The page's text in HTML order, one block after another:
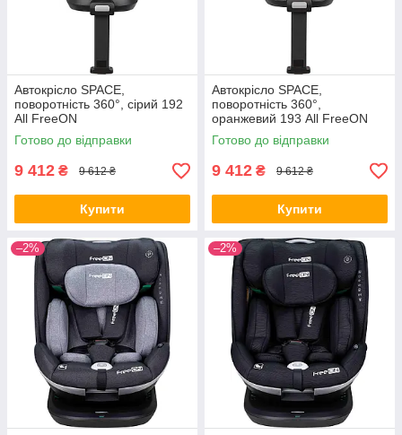
Автокрісло SPACE,
поворотність 360°, сірий 192
All FreeON
Готово до відправки
9 412 ₴ 9 612 ₴
Купити
Автокрісло SPACE,
поворотність 360°,
оранжевий 193 All FreeON
Готово до відправки
9 412 ₴ 9 612 ₴
Купити
–2% –2%